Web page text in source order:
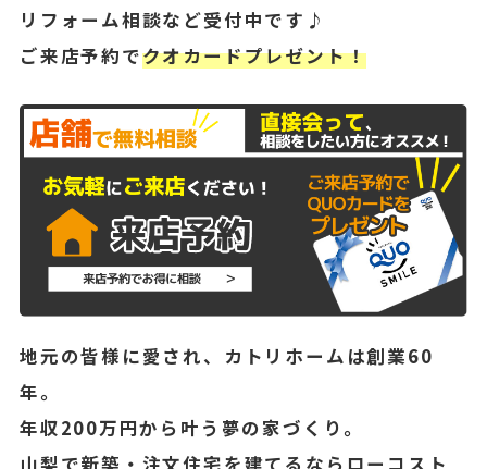
リフォーム相談など受付中です♪
ご来店予約でクオカードプレゼント！
地元の皆様に愛され、カトリホームは創業60
年。
年収200万円から叶う夢の家づくり。
山梨で新築・注文住宅を建てるならローコスト